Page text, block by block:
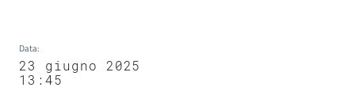
Data:
23 giugno 2025
13:45